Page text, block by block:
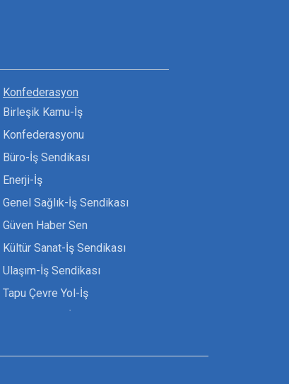
Konfederasyon
Birleşik Kamu-İş
Konfederasyonu
Büro-İş Sendikası
Enerji-İş
Genel Sağlık-İş Sendikası
Güven Haber Sen
Kültür Sanat-İş Sendikası
Ulaşım-İş Sendikası
Tapu Çevre Yol-İş
Uzman Diyanet - Sen